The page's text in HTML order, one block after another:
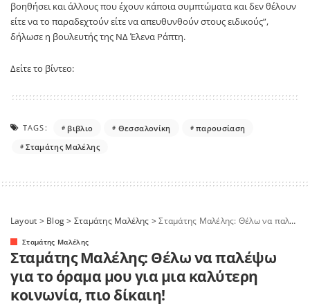
βοηθήσει και άλλους που έχουν κάποια συμπτώματα και δεν θέλουν
είτε να το παραδεχτούν είτε να απευθυνθούν στους ειδικούς”,
δήλωσε η βουλευτής της ΝΔ Έλενα Ράπτη.
Δείτε το βίντεο:
TAGS: βιβλιο Θεσσαλονίκη
παρουσίαση
Σταμάτης Μαλέλης
Layout > Blog> Σταμάτης Μαλέλης >Σταμάτης Μαλέλης: Θέλω να παλέψω για το όραμα μου για μια καλύτερη κοινωνία, πιο δίκαιη!
Σταμάτης Μαλέλης
Σταμάτης Μαλέλης: Θέλω να παλέψω
για το όραμα μου για μια καλύτερη
κοινωνία, πιο δίκαιη!